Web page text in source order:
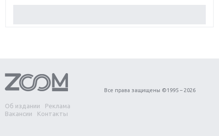
Обзор игры Forza Horizon 4: вершина эволюции
Две важных новинки для консолей: Spider-Man и
Divinity Original Sin 2
Об издании
Реклама
Вакансии
Контакты
Все права защищены ©1995 – 2026